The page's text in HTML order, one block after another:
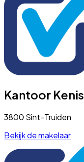
Kantoor Kenis
3800 Sint-Truiden
Bekijk de makelaar